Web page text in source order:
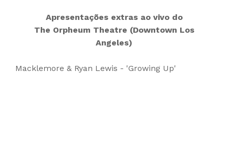
Apresentações extras ao vivo do
The Orpheum Theatre (Downtown Los
Angeles)
Macklemore & Ryan Lewis - 'Growing Up'